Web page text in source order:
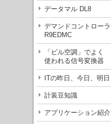
データマル DL8
デマンドコントローラ
R9EDMC
「ビル空調」でよく
使われる信号変換器
ITの昨日、今日、明日
計装豆知識
アプリケーション紹介